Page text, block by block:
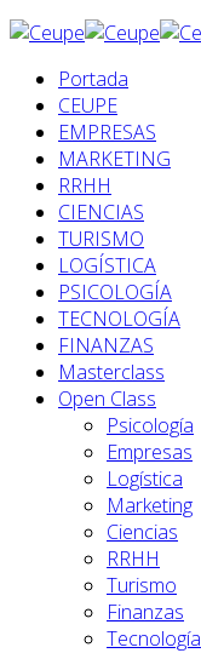
Portada
CEUPE
EMPRESAS
MARKETING
RRHH
CIENCIAS
TURISMO
LOGÍSTICA
PSICOLOGÍA
TECNOLOGÍA
FINANZAS
Masterclass
Open Class
Psicología
Empresas
Logística
Marketing
Ciencias
RRHH
Turismo
Finanzas
Tecnología